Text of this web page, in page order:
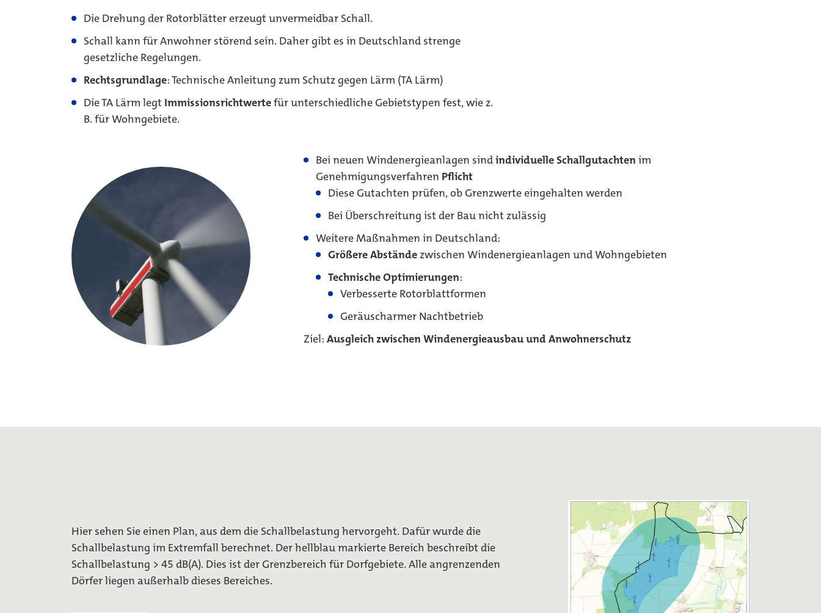
Die Drehung der Rotorblätter erzeugt unvermeidbar Schall.
Schall kann für Anwohner störend sein. Daher gibt es in Deutschland strenge
gesetzliche Regelungen.
Rechtsgrundlage: Technische Anleitung zum Schutz gegen Lärm (TA Lärm)
Die TA Lärm legt Immissionsrichtwertefür unterschiedliche Gebietstypen fest, wie z.
B. für Wohngebiete.
Bei neuen Windenergieanlagen sindindividuelle Schallgutachten im
Genehmigungsverfahren Pflicht
Diese Gutachten prüfen, ob Grenzwerte eingehalten werden
Bei Überschreitung ist der Bau nicht zulässig
Weitere Maßnahmen in Deutschland:
Größere Abständezwischen Windenergieanlagen und Wohngebieten
Technische Optimierungen:
Verbesserte Rotorblattformen
Geräuscharmer Nachtbetrieb
Ziel: Ausgleich zwischen Windenergieausbau und Anwohnerschutz
Hier sehen Sie einen Plan, aus dem die Schallbelastung hervorgeht. Dafür wurde die
Schallbelastung im Extremfall berechnet. Der hellblau markierte Bereich beschreibt die
Schallbelastung > 45 dB(A). Dies ist der Grenzbereich für Dorfgebiete. Alle angrenzenden
Dörfer liegen außerhalb dieses Bereiches.